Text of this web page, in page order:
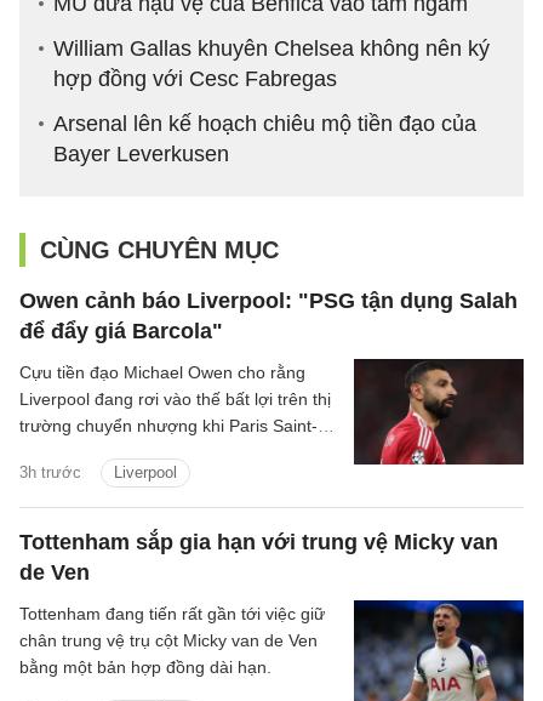
William Gallas khuyên Chelsea không nên ký
hợp đồng với Cesc Fabregas
Arsenal lên kế hoạch chiêu mộ tiền đạo của
Bayer Leverkusen
CÙNG CHUYÊN MỤC
Owen cảnh báo Liverpool: "PSG tận dụng Salah
để đẩy giá Barcola"
3h trước Liverpool
Cựu tiền đạo Michael Owen cho rằng
Liverpool đang rơi vào thế bất lợi trên thị
trường chuyển nhượng khi Paris Saint-
người thay Mohamed Salah để đẩy giá
Bradley Barcola lên mức rất cao.
Tottenham sắp gia hạn với trung vệ Micky van
de Ven
Tottenham đang tiến rất gần tới việc giữ
chân trung vệ trụ cột Micky van de Ven
bằng một bản hợp đồng dài hạn.